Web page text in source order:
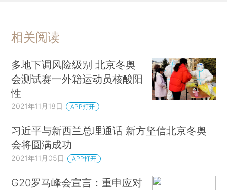
相关阅读
多地下调风险级别 北京冬奥
会测试赛一外籍运动员核酸阳
性
2021年11月18日 APP打开
习近平与新西兰总理通话 新方坚信北京冬奥
会将圆满成功
2021年11月05日 APP打开
G20罗马峰会宣言：重申应对